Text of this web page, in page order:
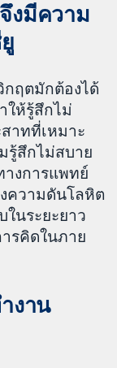
งมีความ
กฤตมักต้องได้
ให้รู้สึกไม่
าทที่เหมาะ
รู้สึกไม่สบาย
งการแพทย์
ความดันโลหิต
นระยะยาว
รคิดในภาย
งาน